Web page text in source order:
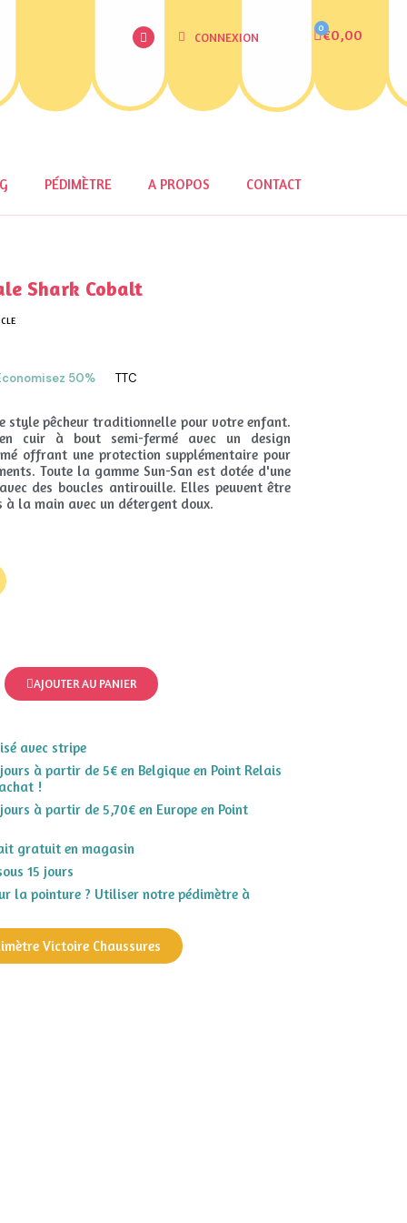
CONNEXION €0,00
PÉDIMÈTRE A PROPOS CONTACT
Shark Cobalt
50% TTC
style pêcheur traditionnelle pour votre enfant.
cuir à bout semi-fermé avec un design
offrant une protection supplémentaire pour
Toute la gamme Sun-San est dotée d'une
des boucles antirouille. Elles peuvent être
la main avec un détergent doux.
AJOUTER AU PANIER
avec stripe
à partir de 5€ en Belgique en Point Relais
!
à partir de 5,70€ en Europe en Point
gratuit en magasin
15 jours
la pointure ? Utiliser notre pédimètre à
Victoire Chaussures